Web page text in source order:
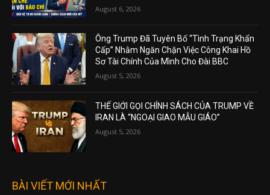
August 6, 2026
Ông Trump Đã Tuyên Bố “Tình Trạng Khẩn
Cấp” Nhằm Ngăn Chặn Việc Công Khai Hồ
Sơ Tài Chính Của Mình Cho Đài BBC
August 5, 2026
THẾ GIỚI GỌI CHÍNH SÁCH CỦA TRUMP VỀ
IRAN LÀ “NGOẠI GIAO MẪU GIÁO”
August 5, 2026
BÀI VIẾT MỚI NHẤT